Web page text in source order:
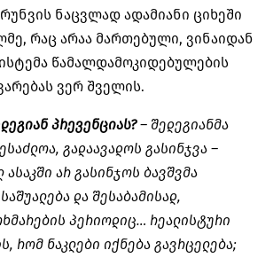
ნაცვლად ადამიანი ციხეში
რაც არაა მართებული, ვინაიდან
წამალდამოკიდებულების
ვერ შველის.
პრევენციას?– შედეგიანმა
გადაავადოს გასინჯვა –
ასაკში არ გასინჯოს ბავშვმა
და შესაბამისად,
პერიოდიც… რეალისტური
რომ ნაკლები იქნება გავრცელება;